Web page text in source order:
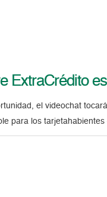
ExtraCrédito
el videochat
para los